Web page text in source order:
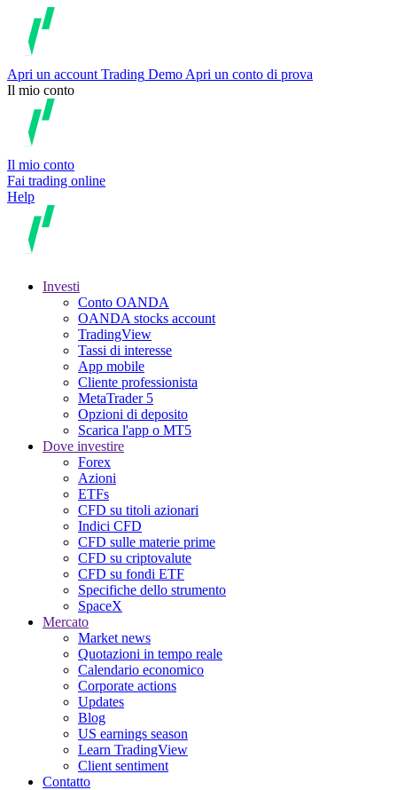
Apri un account Trading Demo Apri un conto di prova
Il mio conto
Il mio conto
Fai trading online
Help
Investi
Conto OANDA
OANDA stocks account
TradingView
Tassi di interesse
App mobile
Cliente professionista
MetaTrader 5
Opzioni di deposito
Scarica l'app o MT5
Dove investire
Forex
Azioni
ETFs
CFD su titoli azionari
Indici CFD
CFD sulle materie prime
CFD su criptovalute
CFD su fondi ETF
Specifiche dello strumento
SpaceX
Mercato
Market news
Quotazioni in tempo reale
Calendario economico
Corporate actions
Updates
Blog
US earnings season
Learn TradingView
Client sentiment
Contatto